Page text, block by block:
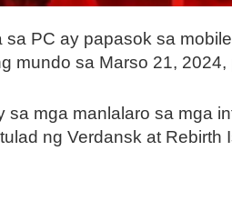
PC ay papasok sa
mundo sa Marso 21,
mga manlalaro sa mga
ng Verdansk at